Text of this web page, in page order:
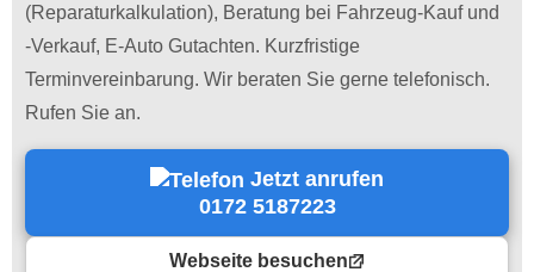
(Reparaturkalkulation), Beratung bei Fahrzeug-Kauf und
-Verkauf, E-Auto Gutachten. Kurzfristige
Terminvereinbarung. Wir beraten Sie gerne telefonisch.
Rufen Sie an.
Jetzt anrufen
0172 5187223
Webseite besuchen